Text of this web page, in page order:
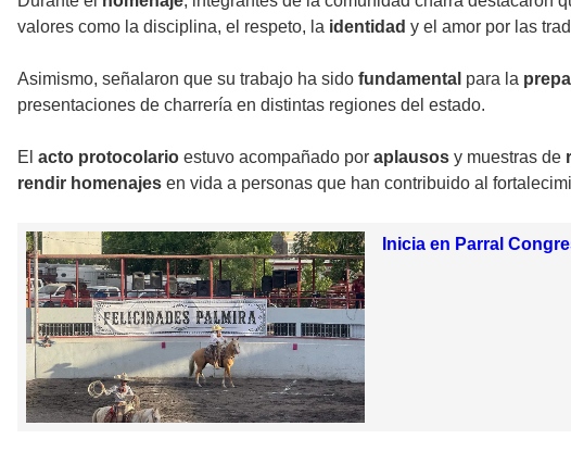
valores como la disciplina, el respeto, la identidad y el amor por las
Asimismo, señalaron que su trabajo ha sido fundamental para la
presentaciones de charrería en distintas regiones del estado.
El acto protocolario estuvo acompañado por aplausos y muestras de
rendir homenajes en vida a personas que han contribuido al
Inicia en Parral